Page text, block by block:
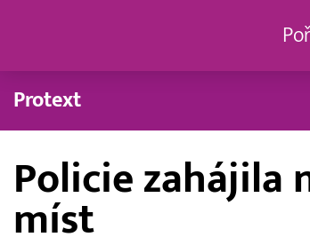
Protext
Policie zahájila
míst